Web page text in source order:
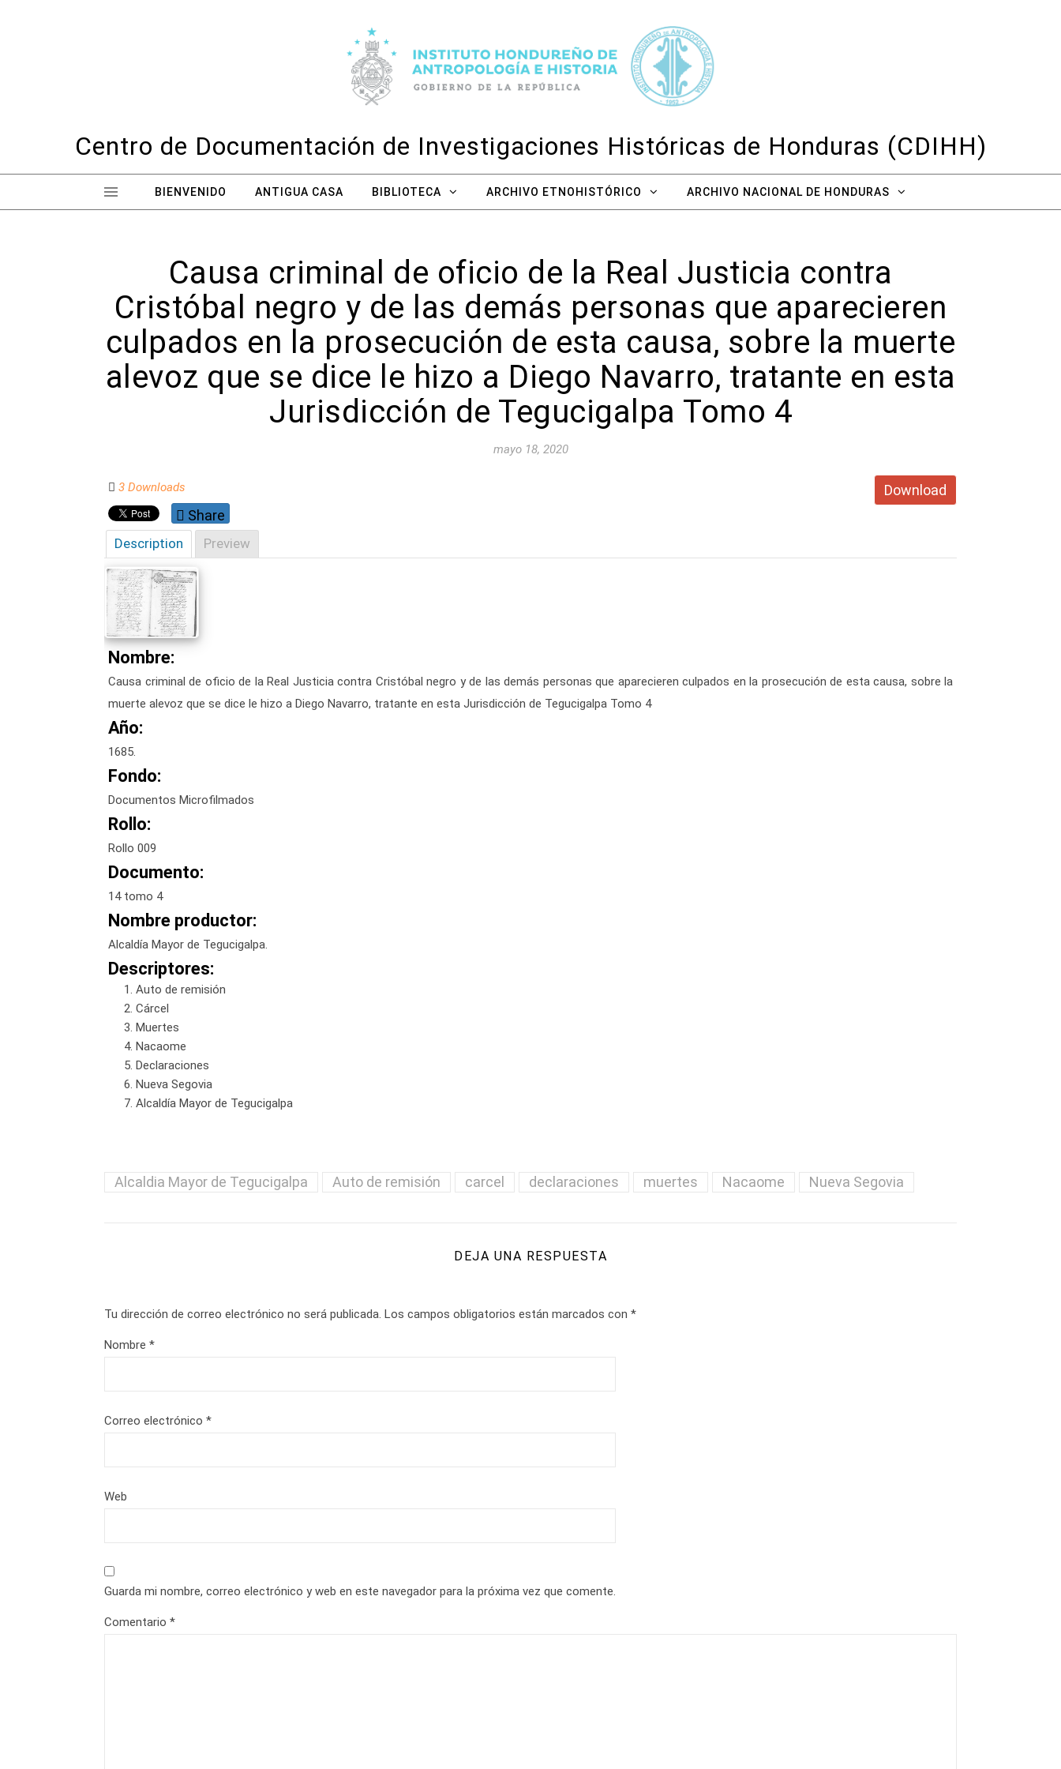
Centro de Documentación de Investigaciones Históricas de Honduras (CDIHH)
BIENVENIDO ANTIGUA CASA BIBLIOTECA ARCHIVO ETNOHISTÓRICO ARCHIVO NACIONAL DE HONDURAS
Causa criminal de oficio de la Real Justicia contra
Cristóbal negro y de las demás personas que aparecieren
culpados en la prosecución de esta causa, sobre la muerte
alevoz que se dice le hizo a Diego Navarro, tratante en esta
Jurisdicción de Tegucigalpa Tomo 4
mayo 18, 2020
Download
3 Downloads
Share
Description Preview
Nombre:
Causa criminal de oficio de la Real Justicia contra Cristóbal negro y de las demás personas que aparecieren culpados en la prosecución de esta causa, sobre la
muerte alevoz que se dice le hizo a Diego Navarro, tratante en esta Jurisdicción de Tegucigalpa Tomo 4
Año:
1685.
Fondo:
Documentos Microfilmados
Rollo:
Rollo 009
Documento:
14 tomo 4
Nombre productor:
Alcaldía Mayor de Tegucigalpa.
Descriptores:
Auto de remisión
Cárcel
Muertes
Nacaome
Declaraciones
Nueva Segovia
Alcaldía Mayor de Tegucigalpa
Alcaldia Mayor de Tegucigalpa Auto de remisión carcel declaraciones muertes Nacaome Nueva Segovia
DEJA UNA RESPUESTA
Tu dirección de correo electrónico no será publicada. Los campos obligatorios están marcados con *
Nombre *
Correo electrónico *
Web
Guarda mi nombre, correo electrónico y web en este navegador para la próxima vez que comente.
Comentario *